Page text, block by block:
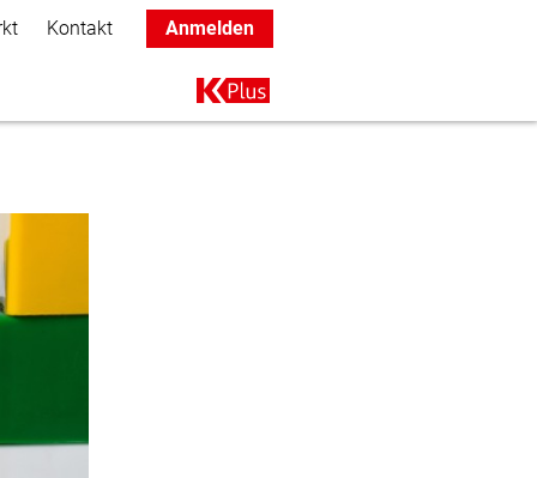
Kontakt Anmelden
Main navigation
K+